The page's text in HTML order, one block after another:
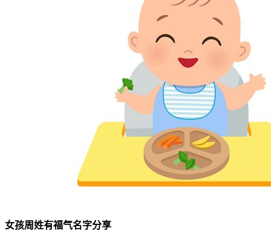
女孩周姓有福气名字分享